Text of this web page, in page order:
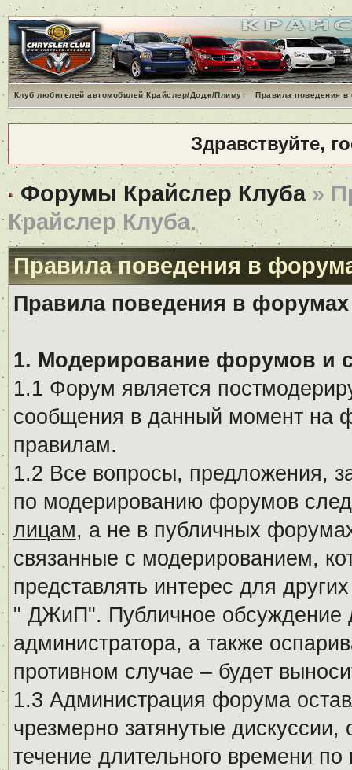
Клуб любителей автомобилей Крайслер/Додж/Плимут Правила поведения
Здравствуйте,
Форумы Крайслер Клуба»
Крайслер Клуба.
Правила поведения в
Правила поведения в
1. Модерирование форумов и
1.1 Форум является
сообщения в данный момент на
правилам.
1.2 Все вопросы, предложения,
по модерированию форумов
лицам, а не в публичных
связанные с модерированием,
представлять интерес для
" ДЖиП". Публичное обсуждение
администратора, а также
противном случае – будет
1.3 Администрация форума
чрезмерно затянутые
течение длительного времени